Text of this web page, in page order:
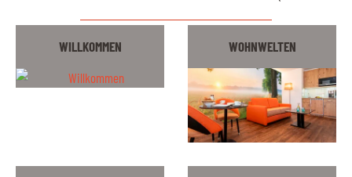
WILLKOMMEN WOHNWELTEN